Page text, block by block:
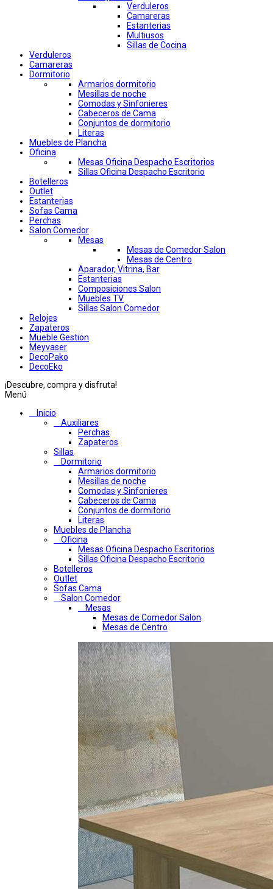
Verduleros
Camareras
Estanterias
Multiusos
Sillas de Cocina
Verduleros
Camareras
Dormitorio
Armarios dormitorio
Mesillas de noche
Comodas y Sinfonieres
Cabeceros de Cama
Conjuntos de dormitorio
Literas
Muebles de Plancha
Oficina
Mesas Oficina Despacho Escritorios
Sillas Oficina Despacho Escritorio
Botelleros
Outlet
Estanterias
Sofas Cama
Perchas
Salon Comedor
Mesas
Mesas de Comedor Salon
Mesas de Centro
Aparador, Vitrina, Bar
Estanterias
Composiciones Salon
Muebles TV
Sillas Salon Comedor
Relojes
Zapateros
Mueble Gestion
Meyvaser
DecoPako
DecoEko
¡Descubre, compra y disfruta!
Menú
Inicio
Auxiliares
Perchas
Zapateros
Sillas
Dormitorio
Armarios dormitorio
Mesillas de noche
Comodas y Sinfonieres
Cabeceros de Cama
Conjuntos de dormitorio
Literas
Muebles de Plancha
Oficina
Mesas Oficina Despacho Escritorios
Sillas Oficina Despacho Escritorio
Botelleros
Outlet
Sofas Cama
Salon Comedor
Mesas
Mesas de Comedor Salon
Mesas de Centro